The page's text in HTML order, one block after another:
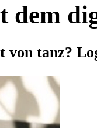
dem
von tanz?